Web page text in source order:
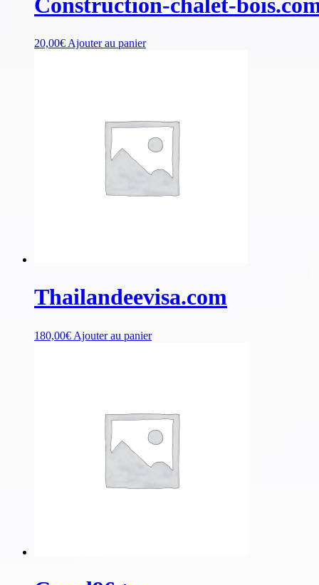
20,00€ Ajouter au panier
Thailandeevisa.com
180,00€ Ajouter au panier